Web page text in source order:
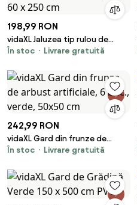
198,99 RON
vidaXL Jaluzea tip rulou de
exterior, albastru și alb, 60 x
În stoc Livrare gratuită
242,99 RON
vidaXL Gard din frunze de
arbust artificiale, 6 buc., verde,
În stoc Livrare gratuită